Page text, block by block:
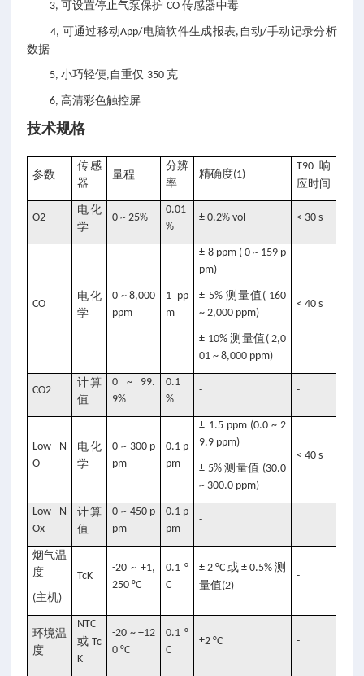
3, 可设置停止气泵保护CO传感器中毒
4, 可通过移动App/电脑软件生成报表, 自动/手动记录分析
数据
5,小巧轻便, 自重仅 350 克
6, 高清彩色触控屏
技术规格
参数
传感
器
量程
分辨
率
精确度(1)
T90响
应时间
O2
电化
学
0 ~ 25%
0.01
%
± 0.2% vol < 30 s
CO
电化
学
0 ~ 8,000
ppm
1 pp
m
± 8 ppm ( 0 ~ 159 p
pm)
± 5% 测量值 ( 160
~ 2,000 ppm)
± 10%测量值 ( 2,0
01 ~ 8,000 ppm)
< 40 s
CO2
计算
值
0 ~ 99.
9%
0.1
%
- -
Low N
O
电化
学
0 ~ 300 p
pm
0.1 p
pm
± 1.5 ppm (0.0 ~ 2
9.9 ppm)
± 5%测量值 (30.0
~ 300.0 ppm)
< 40 s
Low N
Ox
计算
值
0 ~ 450 p
pm
0.1 p
pm
-
烟气温
度
(主机)
TcK
-20 ~ +1,
250 °C
0.1 °
C
± 2 °C或 ± 0.5%测
量值(2)
-
环境温
度
NTC
或 Tc
K
-20 ~ +12
0 °C
0.1 °
C
±2 °C -